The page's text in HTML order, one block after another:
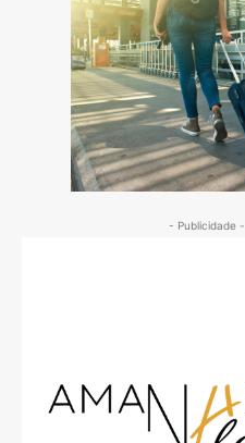
- Publicidade -